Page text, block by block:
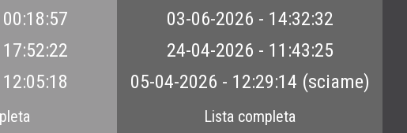
03-06-2026 - 14:32:32
24-04-2026 - 11:43:25
05-04-2026 - 12:29:14 (sciame)
Lista completa